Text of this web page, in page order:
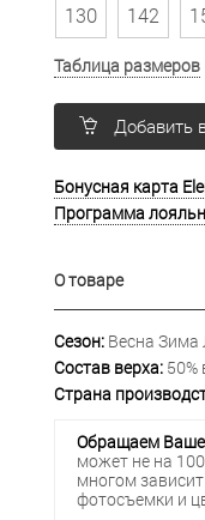
130 142
Таблица размеров
Добавить
Бонусная карта
Программа
О товаре
Сезон: Весна Зима
Состав верха: 50%
Страна
Обращаем
может не на
многом
фотосъемки и